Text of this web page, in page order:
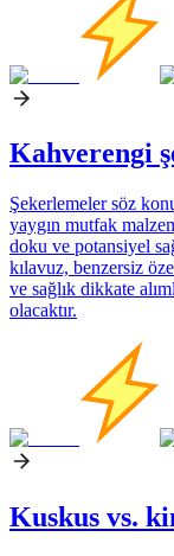
Kahverengi
Şekerlemeler söz
yaygın mutfak
doku ve potansiyel
kılavuz, benzersiz
ve sağlık dikkate
olacaktır.
Kuskus vs.